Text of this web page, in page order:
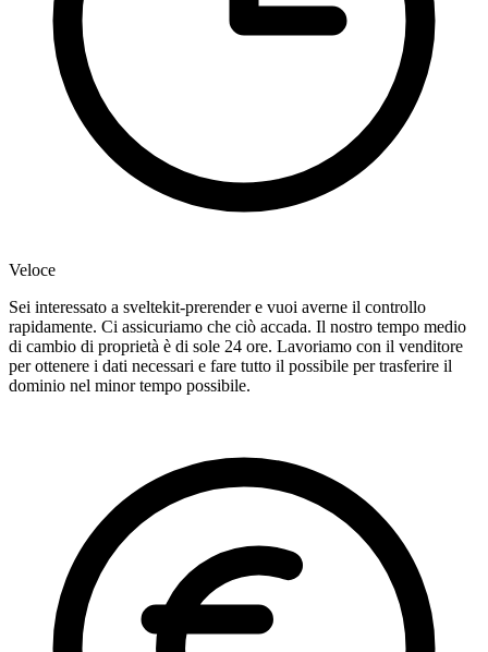
Veloce
Sei interessato a sveltekit-prerender e vuoi averne il controllo
rapidamente. Ci assicuriamo che ciò accada. Il nostro tempo medio
di cambio di proprietà è di sole 24 ore. Lavoriamo con il venditore
per ottenere i dati necessari e fare tutto il possibile per trasferire il
dominio nel minor tempo possibile.